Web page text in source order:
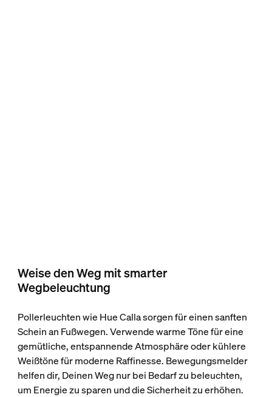
Weise den Weg mit smarter
Wegbeleuchtung
Pollerleuchten wie Hue Calla sorgen für einen sanften
Schein an Fußwegen. Verwende warme Töne für eine
gemütliche, entspannende Atmosphäre oder kühlere
Weißtöne für moderne Raffinesse. Bewegungsmelder
helfen dir, Deinen Weg nur bei Bedarf zu beleuchten,
um Energie zu sparen und die Sicherheit zu erhöhen.